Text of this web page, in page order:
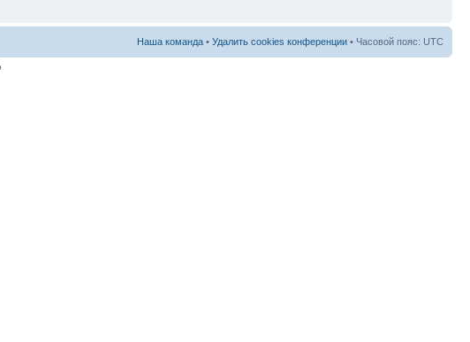
Наша команда • Удалить cookies конференции • Часовой пояс: UTC